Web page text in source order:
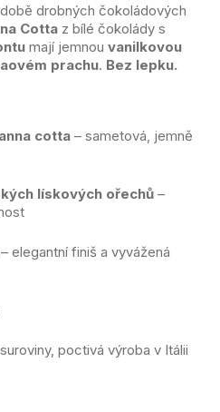
drobných čokoládových
Cotta z bílé čokolády s
mají jemnou vanilkovou
prachu. Bez lepku.
cotta – sametová, jemně
lískových ořechů –
– elegantní finiš a vyvážená
poctivá výroba v Itálii